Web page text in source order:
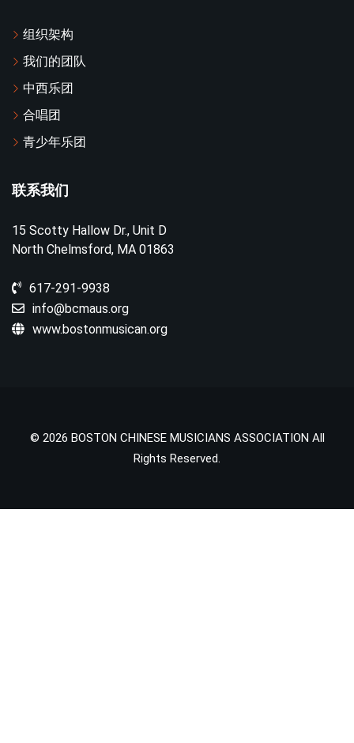
组织架构
我们的团队
中西乐团
合唱团
青少年乐团
联系我们
15 Scotty Hallow Dr., Unit D
North Chelmsford, MA 01863
617-291-9938
info@bcmaus.org
www.bostonmusican.org
© 2026 BOSTON CHINESE MUSICIANS ASSOCIATION All
Rights Reserved.